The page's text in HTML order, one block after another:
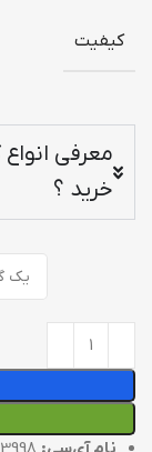
کیفیت
معرفی
خرید ؟